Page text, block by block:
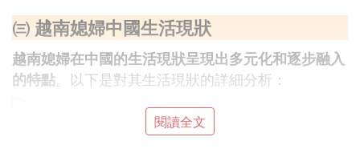
㈢ 越南媳婦中國生活現狀
越南媳婦在中國的生活現狀呈現出多元化和逐步融入
的特點 。以下是對其生活現狀的詳細分析：
閱讀全文